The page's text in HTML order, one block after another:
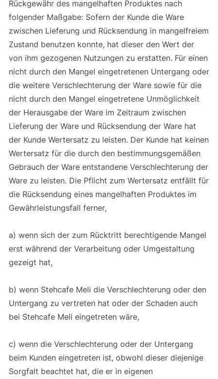
Rückgewähr des mangelhaften Produktes nach
folgender Maßgabe: Sofern der Kunde die Ware
zwischen Lieferung und Rücksendung in mangelfreiem
Zustand benutzen konnte, hat dieser den Wert der
von ihm gezogenen Nutzungen zu erstatten. Für einen
nicht durch den Mangel eingetretenen Untergang oder
die weitere Verschlechterung der Ware sowie für die
nicht durch den Mangel eingetretene Unmöglichkeit
der Herausgabe der Ware im Zeitraum zwischen
Lieferung der Ware und Rücksendung der Ware hat
der Kunde Wertersatz zu leisten. Der Kunde hat keinen
Wertersatz für die durch den bestimmungsgemäßen
Gebrauch der Ware entstandene Verschlechterung der
Ware zu leisten. Die Pflicht zum Wertersatz entfällt für
die Rücksendung eines mangelhaften Produktes im
Gewährleistungsfall ferner,
a) wenn sich der zum Rücktritt berechtigende Mangel
erst während der Verarbeitung oder Umgestaltung
gezeigt hat,
b) wenn Stehcafe Meli die Verschlechterung oder den
Untergang zu vertreten hat oder der Schaden auch
bei Stehcafe Meli eingetreten wäre,
c) wenn die Verschlechterung oder der Untergang
beim Kunden eingetreten ist, obwohl dieser diejenige
Sorgfalt beachtet hat, die er in eigenen